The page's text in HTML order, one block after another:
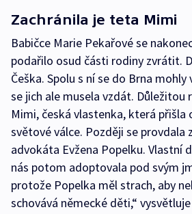
Zachránila je teta Mimi
Babičce Marie Pekařové se
podařilo osud části rodiny zvrátit.
Češka. Spolu s ní se do Brna
se jich ale musela vzdát. Důležitou
Mimi, česká vlastenka, která přišla
světové válce. Později se provdala
advokáta Evžena Popelku. Vlastní
nás potom adoptovala pod svým
protože Popelka měl strach, aby
schovává německé děti,“